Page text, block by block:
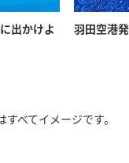
出かけよ
羽田空港
べてイメージです。